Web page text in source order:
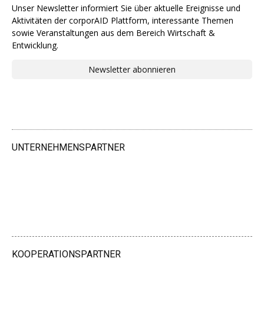
Unser Newsletter informiert Sie über aktuelle Ereignisse und
Aktivitäten der corporAID Plattform, interessante Themen
sowie Veranstaltungen aus dem Bereich Wirtschaft &
Entwicklung.
Newsletter abonnieren
UNTERNEHMENSPARTNER
KOOPERATIONSPARTNER